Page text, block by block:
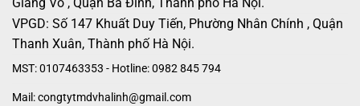
Giảng Võ , Quận Ba Đình, Thành phố Hà Nội.
VPGD: Số 147 Khuất Duy Tiến, Phường Nhân Chính , Quận
Thanh Xuân, Thành phố Hà Nội.
MST: 0107463353 - Hotline: 0982 845 794
Mail: congtytmdvhalinh@gmail.com